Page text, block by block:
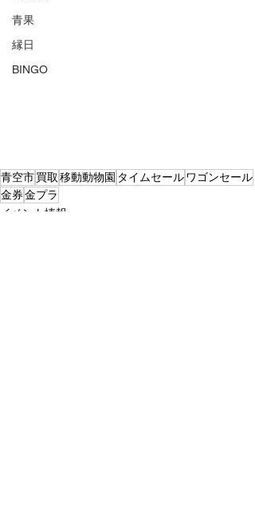
青果
縁日
BINGO
青空市買取 移動動物園 タイムセールワゴンセール
金券金プラ
イベント情報